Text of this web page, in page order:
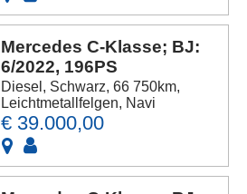
Mercedes C-Klasse; BJ:
6/2022, 196PS
Diesel, Schwarz, 66 750km,
Leichtmetallfelgen, Navi
€ 39.000,00